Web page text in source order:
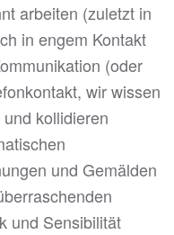
arbeiten (zuletzt in
in engem Kontakt
(oder
wir wissen
kollidieren
und Gemälden
und Sensibilität